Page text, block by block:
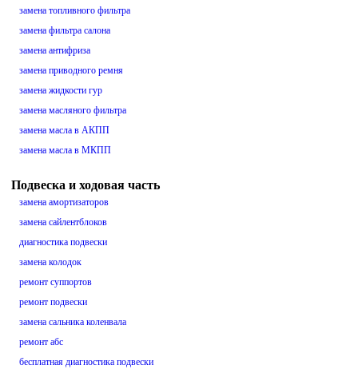
замена топливного фильтра
замена фильтра салона
замена антифриза
замена приводного ремня
замена жидкости гур
замена масляного фильтра
замена масла в АКПП
замена масла в МКПП
Подвеска и ходовая часть
замена амортизаторов
замена сайлентблоков
диагностика подвески
замена колодок
ремонт суппортов
ремонт подвески
замена сальника коленвала
ремонт абс
бесплатная диагностика подвески